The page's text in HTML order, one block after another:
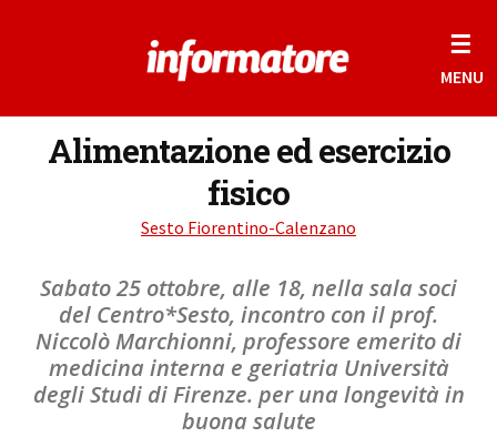
☰
MENU
Alimentazione ed esercizio
fisico
Sesto Fiorentino-Calenzano
Sabato 25 ottobre, alle 18, nella sala soci
del Centro*Sesto, incontro con il prof.
Niccolò Marchionni, professore emerito di
medicina interna e geriatria Università
degli Studi di Firenze. per una longevità in
buona salute